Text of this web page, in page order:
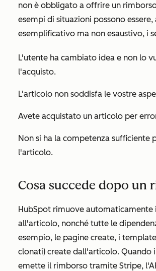
non è obbligato a offrire un
esempi di situazioni possono
esemplificativo ma non esaustivo, i
L'utente ha cambiato idea e non lo
l'acquisto.
L'articolo non soddisfa le vostre
Avete acquistato un articolo per
Non si ha la competenza sufficiente
l'articolo.
Cosa succede dopo un
HubSpot rimuove automaticamente
all'articolo, nonché tutte le
esempio, le pagine create, i
clonati) create dall'articolo. Quando
emette il rimborso tramite Stripe,